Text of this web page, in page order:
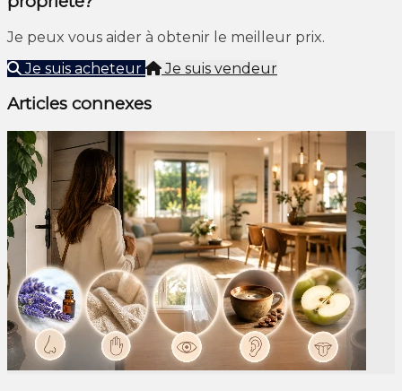
Je peux vous aider à obtenir le meilleur prix.
Je suis acheteur
Je suis vendeur
Articles connexes